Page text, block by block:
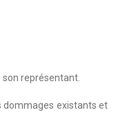
représentant.
dommages existants et